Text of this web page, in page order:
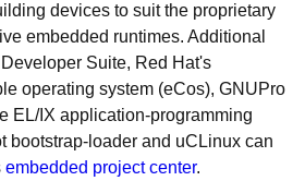
devices to suit the proprietary
embedded runtimes. Additional
Suite, Red Hat's
operating system (eCos), GNUPro
EL/IX application-programming
bootstrap-loader and uCLinux can
embedded project center.